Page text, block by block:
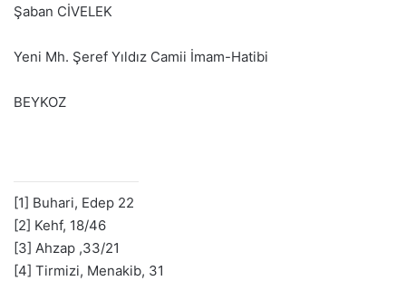
Şaban CİVELEK
Yeni Mh. Şeref Yıldız Camii İmam-Hatibi
BEYKOZ
[1] Buhari, Edep 22
[2] Kehf, 18/46
[3] Ahzap ,33/21
[4] Tirmizi, Menakib, 31